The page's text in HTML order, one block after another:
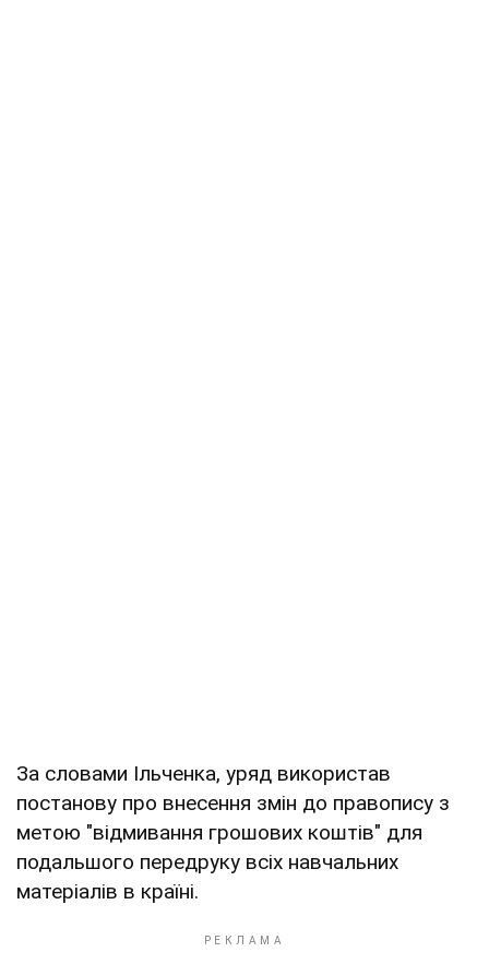
За словами Ільченка, уряд використав
постанову про внесення змін до правопису з
метою "відмивання грошових коштів" для
подальшого передруку всіх навчальних
матеріалів в країні.